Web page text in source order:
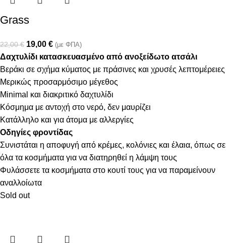
Grass
22,00€ 19,00 € (με ΦΠΑ)
Δαχτυλίδι κατασκευασμένο από ανοξείδωτο ατσάλι
Βεράκι σε σχήμα κύματος με πράσινες και χρυσές λεπτομέρειες
Μερικώς προσαρμόσιμο μέγεθος
Minimal και διακριτικό δαχτυλίδι
Κόσμημα με αντοχή στο νερό, δεν μαυρίζει
Κατάλληλο και για άτομα με αλλεργίες
Οδηγίες φροντίδας
Συνιστάται η αποφυγή από κρέμες, κολόνιες και έλαια, όπως σε
όλα τα κοσμήματα για να διατηρηθεί η λάμψη τους
Φυλάσσετε τα κοσμήματα στο κουτί τους για να παραμείνουν
αναλλοίωτα
Sold out